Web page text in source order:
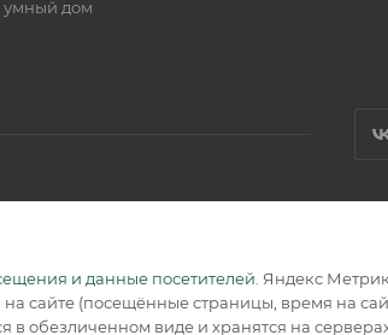
умный дом
вся информация, размещенная на сайте,
и данные посетителей . Яндекс
сайте (посещённые страницы, время на
в обезличенном виде и хранятся на